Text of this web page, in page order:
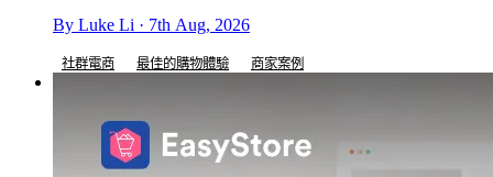
By Luke Li · 7th Aug, 2026
社群電商 最佳的購物體驗 商家案例